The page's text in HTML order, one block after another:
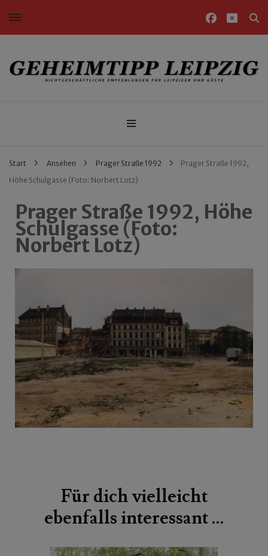
Nichtgeschäftliche Empfehlungen für Leipziger und Gäste
Start Ansehen Prager Straße 1992
Prager Straße 1992,
Höhe Schulgasse (Foto: Norbert Lotz)
Prager Straße 1992, Höhe
Schulgasse (Foto:
Norbert Lotz)
Für dich vielleicht
ebenfalls interessant …